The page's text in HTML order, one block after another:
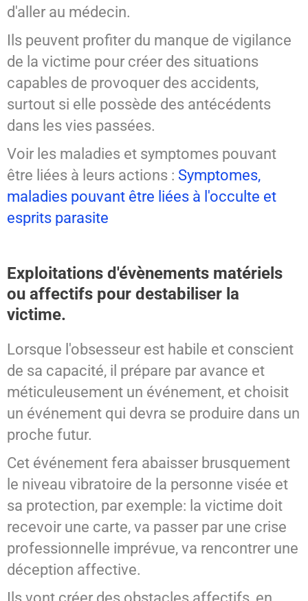
d'aller au médecin.
Ils peuvent profiter du manque de vigilance
de la victime pour créer des situations
capables de provoquer des accidents,
surtout si elle possède des antécédents
dans les vies passées.
Voir les maladies et symptomes pouvant
être liées à leurs actions : Symptomes,
maladies pouvant être liées à l'occulte et
esprits parasite
Exploitations d'évènements matériels
ou affectifs pour destabiliser la
victime.
Lorsque l'obsesseur est habile et conscient
de sa capacité, il prépare par avance et
méticuleusement un événement, et choisit
un événement qui devra se produire dans un
proche futur.
Cet événement fera abaisser brusquement
le niveau vibratoire de la personne visée et
sa protection, par exemple: la victime doit
recevoir une carte, va passer par une crise
professionnelle imprévue, va rencontrer une
déception affective.